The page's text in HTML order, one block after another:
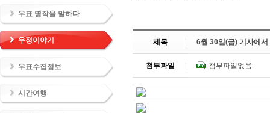
우표 명작을 말하다
우정이야기
우표수집정보
시간여행
제목 6월 30일(금) 기사에
첨부파일 첨부파일없음